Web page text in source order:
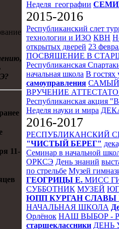
11-
Неделя_географии
2015-2016
Республиканский слет
технологии и ИЗО КВН
открытых дверей 23
ПОСВЯЩЕНИЕ В
Республиканская
начальная школа В гостях
самоуправления
ВРУЧЕНИЕ
Республиканская акция
Неделя науки и мира
2016-2017
РЕСПУБЛИКАНСКИЙ
"ЧИСТЫЙ БЕРЕГ"
Семинар в начальной
ОРКСЭ День знаний
по стрельбе Музей
ГЕОГРИЦЫ Е. МИСС
СУББОТНИК МУЗЕЙ
ЮПП КУРГАН СЛАВЫ
НАЧАЛЬНАЯ ШКОЛА
Орлёнок НАШ ВЫБОР -
старшеклассники ДЕНЬ